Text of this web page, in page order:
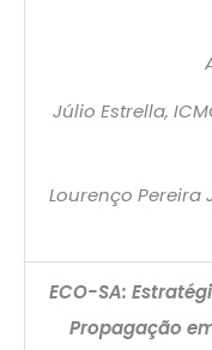
Júlio Estrella,
Lourenço Pereira
ECO-SA:
Propagação